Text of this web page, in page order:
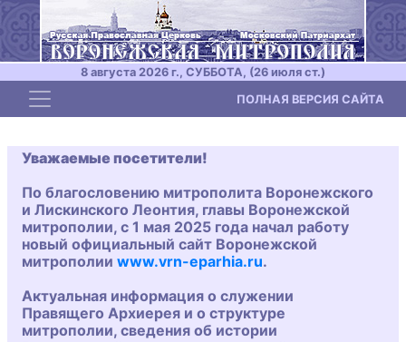
8 августа 2026 г., СУББОТА, (26 июля ст.)
Toggle navigation ПОЛНАЯ ВЕРСИЯ САЙТА
Уважаемые посетители!
По благословению митрополита Воронежского
и Лискинского Леонтия, главы Воронежской
митрополии, с 1 мая 2025 года начал работу
новый официальный сайт Воронежской
митрополии www.vrn-eparhia.ru.
Актуальная информация о служении
Правящего Архиерея и о структуре
митрополии, сведения об истории